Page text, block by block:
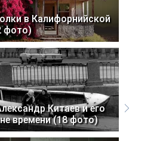
в Калифорнийской
фото)
Китаев и его
времени (18 фото)